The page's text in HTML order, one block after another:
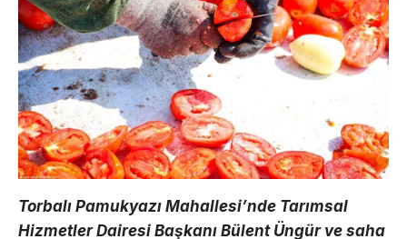
Torbalı Pamukyazı Mahallesi’nde Tarımsal
Hizmetler Dairesi Başkanı Bülent Üngür ve saha